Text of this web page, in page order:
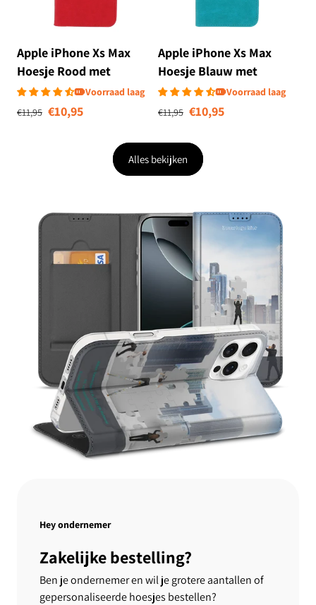
Apple iPhone Xs Max
Hoesje Rood met
PasjeshouderVoorraad laag
Normale prijs
€11,95 Aanbiedingsprijs
€10,95
Apple iPhone Xs Max
Hoesje Blauw met
PasjeshouderVoorraad laag
Normale prijs
€11,95 Aanbiedingsprijs
€10,95
Alles bekijken
Hey ondernemer
Zakelijke bestelling?
Ben je ondernemer en wil je grotere aantallen of
gepersonaliseerde hoesjes bestellen?